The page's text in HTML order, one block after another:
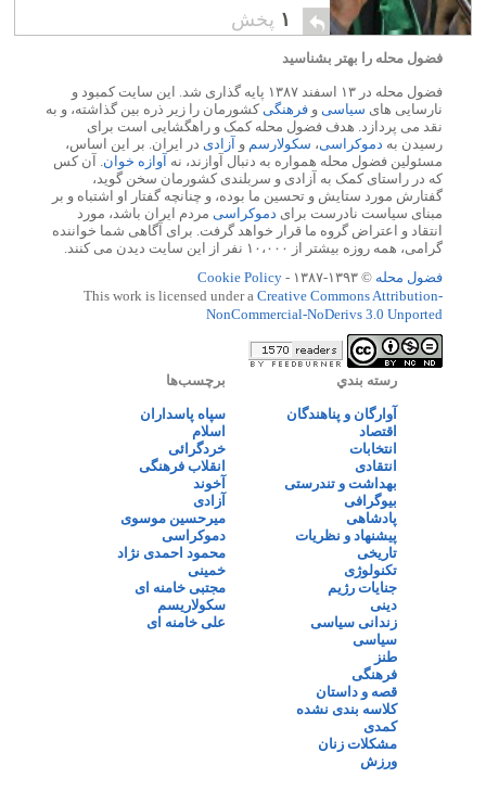
۱ پخش
فضول محله را بهتر بشناسید
فضول محله در ۱۳ اسفند ۱۳۸۷ پایه گذاری شد. این سایت کمبود و
نارسایی های سیاسی و فرهنگیکشورمان را زیر ذره بین گذاشته، و به
نقد می پردازد. هدف فضول محله کمک و راهگشایی است برای
رسیدن به دموکراسی، سکولارسم و آزادی در ایران. بر این اساس،
مسئولین فضول محله همواره به دنبال آوازند، نه آوازه خوان. آن کس
که در راستای کمک به آزادی و سربلندی کشورمان سخن گوید،
گفتارش مورد ستایش و تحسین ما بوده، و چنانچه گفتار او اشتباه و بر
مبنای سیاست نادرست برای دموکراسی مردم ایران باشد، مورد
انتقاد و اعتراض گروه ما قرار خواهد گرفت. برای آگاهی شما خواننده
گرامی، همه روزه بیشتر از ۱۰،۰۰۰ نفر از این سایت دیدن می کنند.
فضول محله © ۱۳۹۳-۱۳۸۷ -
Cookie Policy
This work is licensed under a Creative Commons Attribution-
NonCommercial-NoDerivs 3.0 Unported
رسته بندي
آوارگان و پناهندگان
اقتصاد
انتخابات
انتقادی
بهداشت و تندرستی
بیوگرافی
پادشاهی
پیشنهاد و نظریات
تاریخی
تکنولوژی
جنایات رژیم
دینی
زندانی سیاسی
سیاسی
طنز
فرهنگی
قصه و داستان
کلاسه بندی نشده
کمدی
مشکلات زنان
ورزش
برچسب‌ها
سپاه پاسداران
اسلام
خردگرائی
انقلاب فرهنگی
آخوند
آزادی
میرحسین موسوی
دموکراسی
محمود احمدی نژاد
خمینی
مجتبی خامنه ای
سکولاریسم
علی خامنه ای